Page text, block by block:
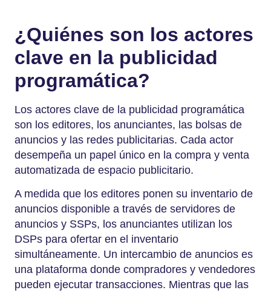
¿Quiénes son los actores
clave en la publicidad
programática?
Los actores clave de la publicidad programática
son los editores, los anunciantes, las bolsas de
anuncios y las redes publicitarias. Cada actor
desempeña un papel único en la compra y venta
automatizada de espacio publicitario.
A medida que los editores ponen su inventario de
anuncios disponible a través de servidores de
anuncios y SSPs, los anunciantes utilizan los
DSPs para ofertar en el inventario
simultáneamente. Un intercambio de anuncios es
una plataforma donde compradores y vendedores
pueden ejecutar transacciones. Mientras que las